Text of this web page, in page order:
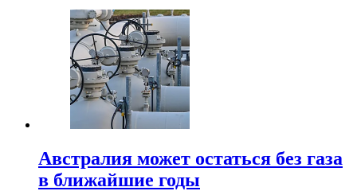
Австралия может остаться без газа
в ближайшие годы